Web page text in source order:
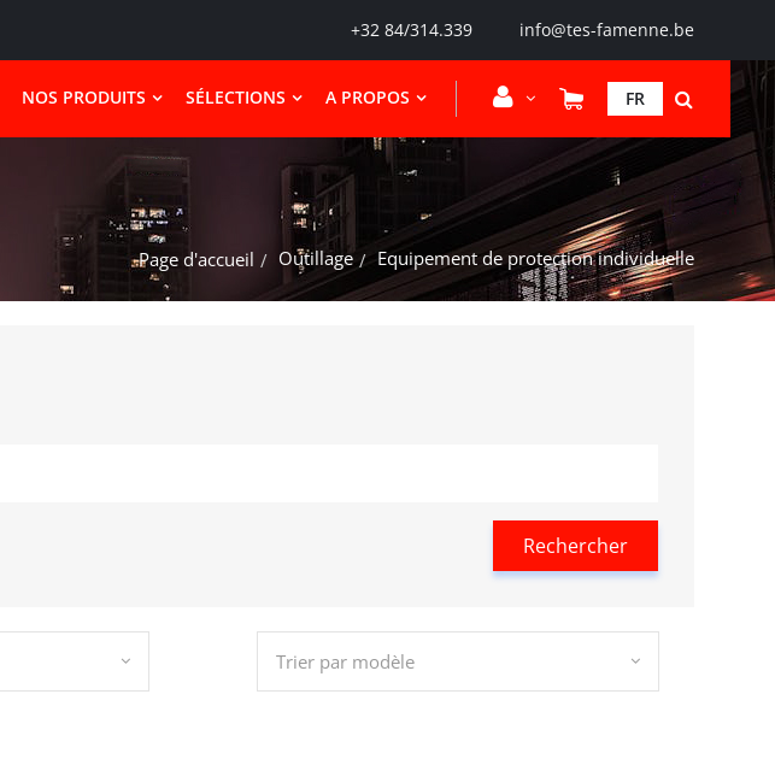
+32 84/314.339 info@tes-famenne.be
FR
NOS PRODUITS SÉLECTIONS A PROPOS
Page d'accueil Outillage Equipement de protection individuelle
Rechercher
Trier par modèle